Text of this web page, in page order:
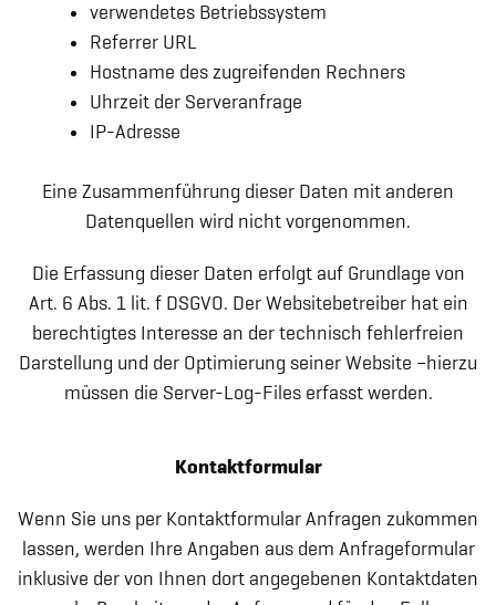
verwendetes Betriebssystem
Referrer URL
Hostname des zugreifenden Rechners
Uhrzeit der Serveranfrage
IP-Adresse
Eine Zusammenführung dieser Daten mit anderen
Datenquellen wird nicht vorgenommen.
Die Erfassung dieser Daten erfolgt auf Grundlage von
Art. 6 Abs. 1 lit. f DSGVO. Der Websitebetreiber hat ein
berechtigtes Interesse an der technisch fehlerfreien
Darstellung und der Optimierung seiner Website –hierzu
müssen die Server-Log-Files erfasst werden.
Kontaktformular
Wenn Sie uns per Kontaktformular Anfragen zukommen
lassen, werden Ihre Angaben aus dem Anfrageformular
inklusive der von Ihnen dort angegebenen Kontaktdaten